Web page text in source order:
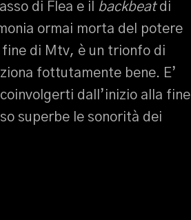
di Flea e il backbeatdi
ormai morta del potere
fine di Mtv, è un trionfo di
fottutamente bene. E’
dall’inizio alla fine
superbe le sonorità dei